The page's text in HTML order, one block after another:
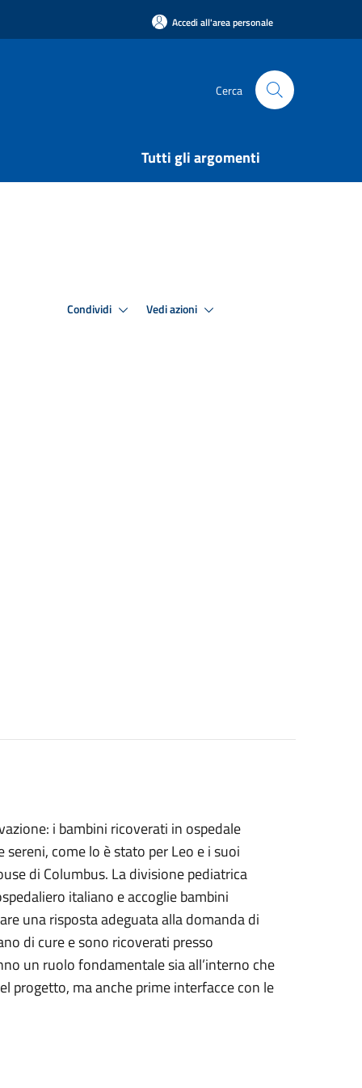
Accedi all'area personale
Cerca
Tutti gli argomenti
Condividi Vedi azioni
i bambini ricoverati in ospedale
come lo è stato per Leo e i suoi
di Columbus. La divisione pediatrica
italiano e accoglie bambini
una risposta adeguata alla domanda di
di cure e sono ricoverati presso
un ruolo fondamentale sia all’interno che
progetto, ma anche prime interfacce con le